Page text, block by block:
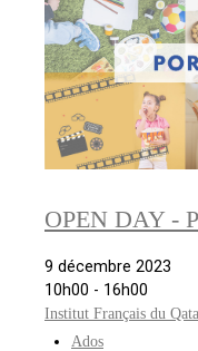
OPEN DAY -
9 décembre 2023
10h00 - 16h00
Institut Français du
Ados